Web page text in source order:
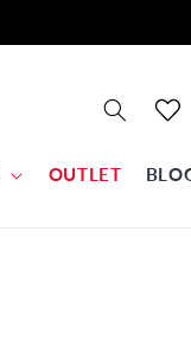
OUTLET